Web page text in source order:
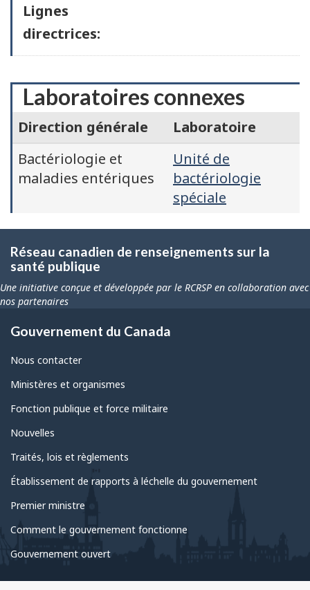
Lignes
directrices:
Laboratoires connexes
Direction générale
Laboratoire
Bactériologie et
maladies entériques
Unité de
bactériologie
spéciale
Réseau canadien de renseignements sur la
santé publique
Une initiative conçue et développée par le RCRSP en collaboration avec
nos partenaires
Gouvernement du Canada
Nous contacter
Ministères et organismes
Fonction publique et force militaire
Nouvelles
Traités, lois et règlements
Établissement de rapports à léchelle du gouvernement
Premier ministre
Comment le gouvernement fonctionne
Gouvernement ouvert